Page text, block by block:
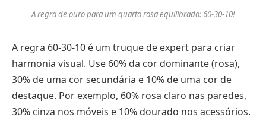
A regra de ouro para um quarto rosa equilibrado: 60-30-10!
A regra 60-30-10 é um truque de expert para criar
harmonia visual. Use 60% da cor dominante (rosa),
30% de uma cor secundária e 10% de uma cor de
destaque. Por exemplo, 60% rosa claro nas paredes,
30% cinza nos móveis e 10% dourado nos acessórios.